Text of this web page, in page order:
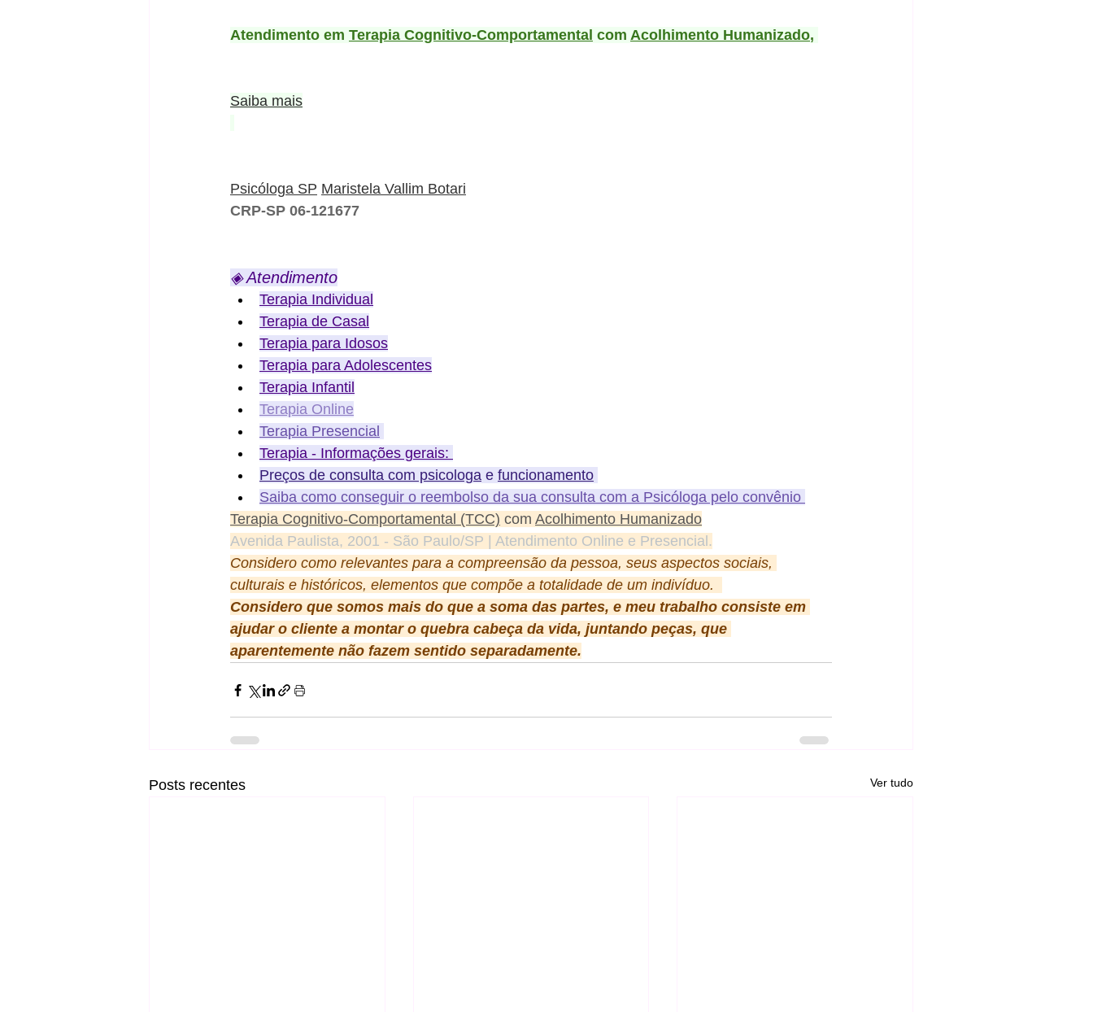
Atendimento em Terapia Cognitivo-Comportamental com Acolhimento Humanizado,
Saiba mais
Psicóloga SP Maristela Vallim Botari
CRP-SP 06-121677
◈ Atendimento
Terapia Individual
Terapia de Casal
Terapia para Idosos
Terapia para Adolescentes
Terapia Infantil
Terapia Online
Terapia Presencial
Terapia - Informações gerais:
Preços de consulta com psicologa e funcionamento
Saiba como conseguir o reembolso da sua consulta com a Psicóloga pelo convênio
Terapia Cognitivo-Comportamental (TCC) com Acolhimento Humanizado
Avenida Paulista, 2001 - São Paulo/SP | Atendimento Online e Presencial.
Considero como relevantes para a compreensão da pessoa, seus aspectos sociais,
culturais e históricos, elementos que compõe a totalidade de um indivíduo.
Considero que somos mais do que a soma das partes, e meu trabalho consiste em
ajudar o cliente a montar o quebra cabeça da vida, juntando peças, que
aparentemente não fazem sentido separadamente.
Posts recentes Ver tudo